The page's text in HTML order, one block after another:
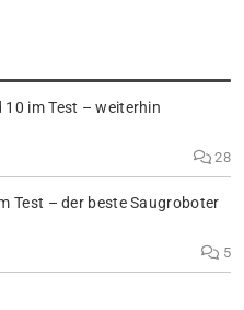
im Test – weiterhin
28
Test – der beste Saugroboter
5